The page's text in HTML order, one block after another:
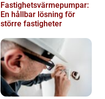
Fastighetsvärmepumpar:
En hållbar lösning för
större fastigheter